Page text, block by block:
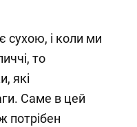
сухою, і коли ми
то
які
Саме в цей
потрібен